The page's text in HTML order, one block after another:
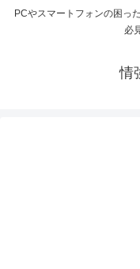
PCやスマートフォンの困っ
必
情